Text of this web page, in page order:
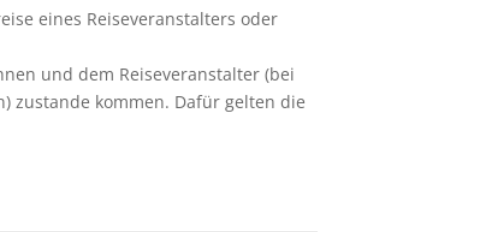
eines Reiseveranstalters oder
und dem Reiseveranstalter (bei
zustande kommen. Dafür gelten die